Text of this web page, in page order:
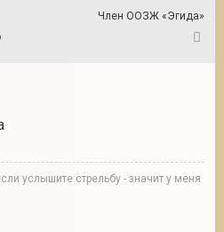
Член ООЗЖ «Эгида»
услышите стрельбу - значит у меня